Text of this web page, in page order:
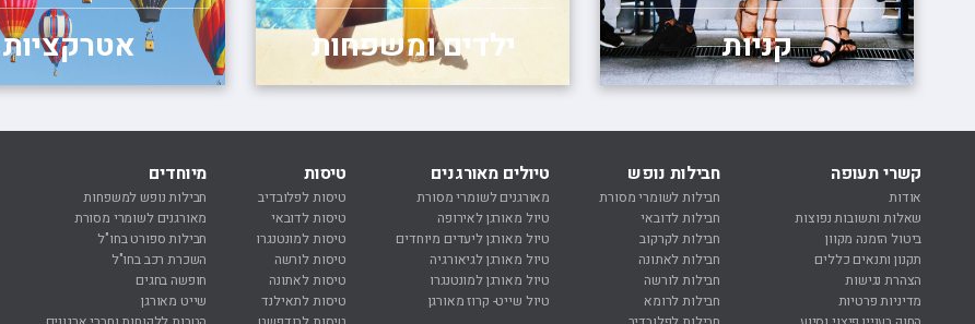
קניות ילדים ומשפחות אטרקציות
קשרי תעופה
אודות
שאלות ותשובות נפוצות
ביטול הזמנה מקוון
תקנון ותנאים כללים
הצהרת נגישות
מדיניות פרטיות
חבילות נופש
חבילות לשומרי מסורת
חבילות לדובאי
חבילות לקרקוב
חבילות לאתונה
חבילות לורשה
חבילות לרומא
טיולים מאורגנים
מאורגנים לשומרי מסורת
טיול מאורגן לאירופה
טיול מאורגן ליעדים מיוחדים
טיול מאורגן לגיאורגיה
טיול מאורגן למונטנגרו
טיול שייט- קרוז מאורגן
טיסות
טיסות לפלובדיב
טיסות לדובאי
טיסות למונטנגרו
טיסות לורשה
טיסות לאתונה
טיסות לתאילנד
מיוחדים
חבילות נופש למשפחות
מאורגנים לשומרי מסורת
חבילות ספורט בחו"ל
השכרת רכב בחו"ל
חופשה בחגים
שייט מאורגן